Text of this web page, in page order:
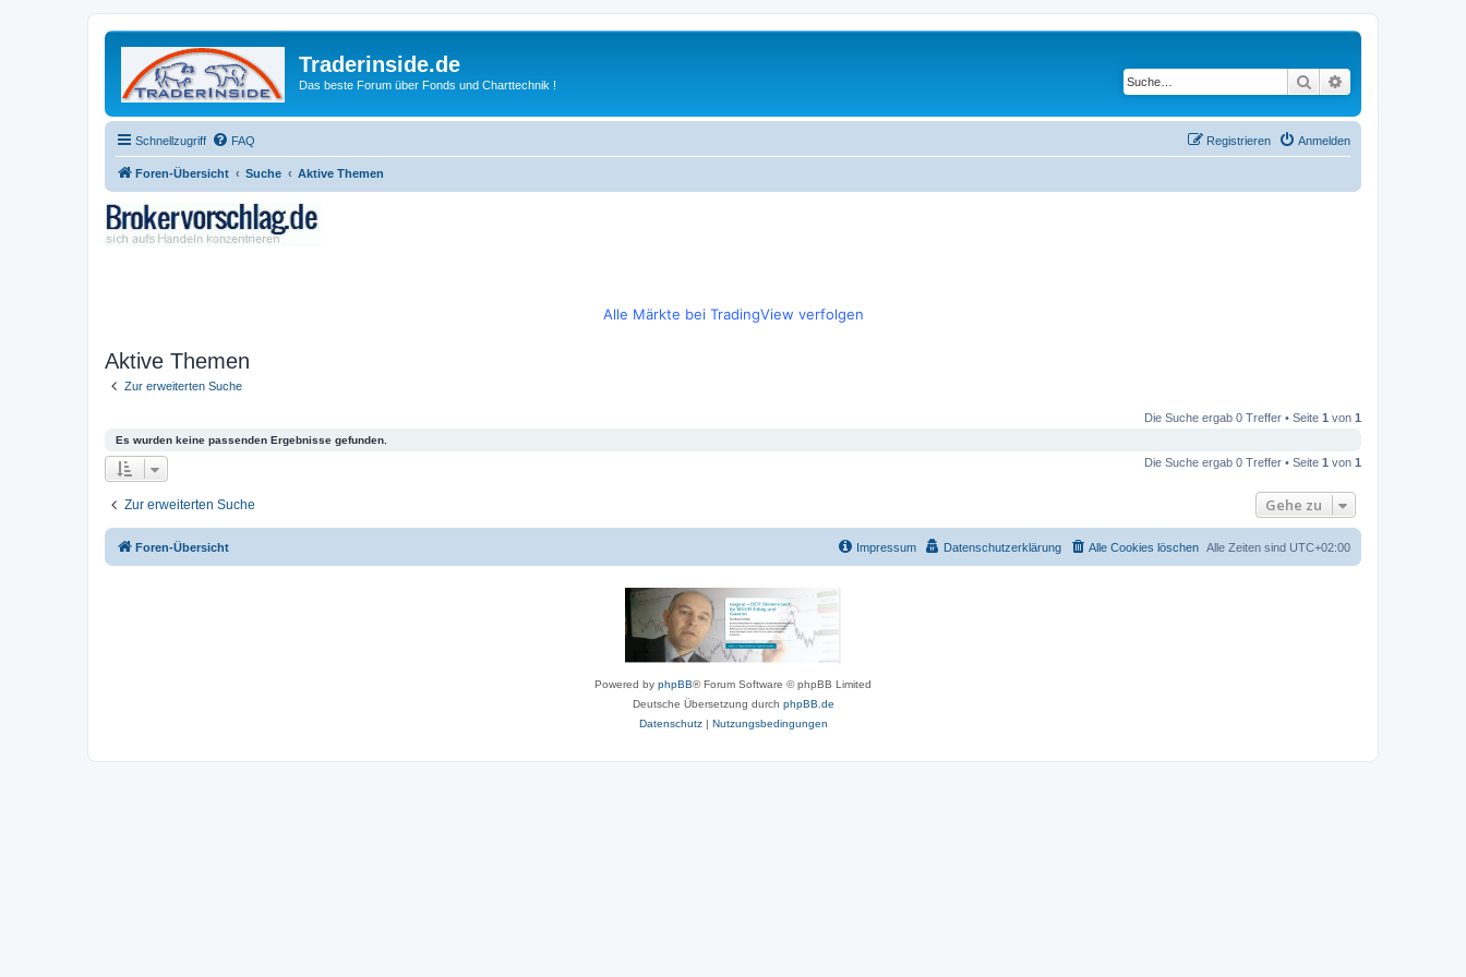
Traderinside.de
Das beste Forum über Fonds und Charttechnik ! Suche
Schnellzugriff FAQ Anmelden
Registrieren
Foren-Übersicht Suche Aktive Themen
Alle Märkte bei TradingView verfolgen
Aktive Themen
Zur erweiterten Suche
Die Suche ergab 0 Treffer • Seite 1 von 1
Es wurden keine passenden Ergebnisse gefunden.
Die Suche ergab 0 Treffer • Seite 1 von 1
Zur erweiterten Suche Gehe zu
Foren-Übersicht Alle Zeiten sind UTC+02:00
Alle Cookies löschen
Datenschutzerklärung
Impressum
Powered by phpBB® Forum Software © phpBB Limited
Deutsche Übersetzung durch phpBB.de
Datenschutz| Nutzungsbedingungen